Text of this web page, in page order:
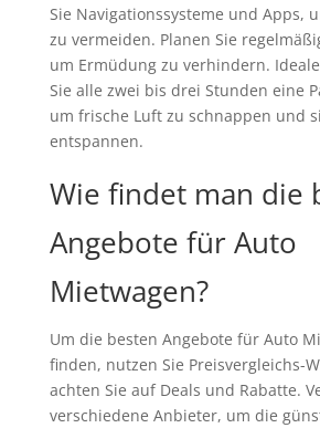
Sie Navigationssysteme und Apps,
zu vermeiden. Planen Sie
um Ermüdung zu verhindern.
Sie alle zwei bis drei Stunden eine
um frische Luft zu schnappen und
entspannen.
Wie findet man die
Angebote für Auto
Mietwagen?
Um die besten Angebote für Auto
finden, nutzen Sie Preisvergleichs-
achten Sie auf Deals und Rabatte.
verschiedene Anbieter, um die